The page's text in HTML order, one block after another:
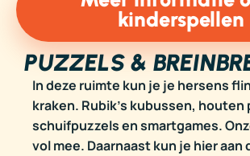
kinderspellen
PUZZELS &
In deze ruimte kun je je hersens
kraken. Rubik’s kubussen, houten
schuifpuzzels en smartgames.
vol mee. Daarnaast kun je hier aan